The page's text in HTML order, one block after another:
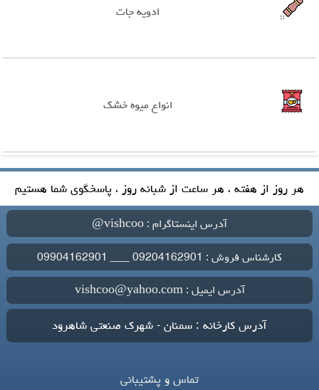
ادویه جات
انواع میوه خشک
هر روز از هفته ، هر ساعت از شبانه روز ، پاسخگوی شما هستیم
آدرس اینستاگرام : vishcoo@
کارشناس فروش : 09204162901 ___ 09904162901
آدرس ایمیل : vishcoo@yahoo.com
آدرس کارخانه : سمنان - شهرک صنعتی شاهرود
تماس و پشتیبانی